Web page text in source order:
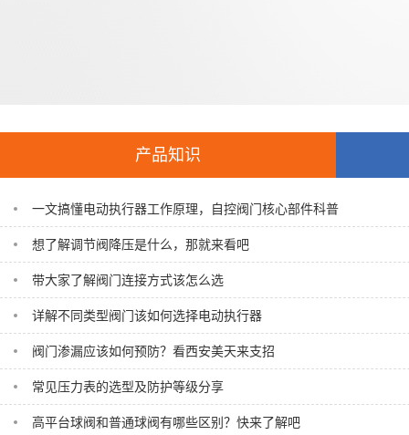
产品知识
一文搞懂电动执行器工作原理，自控阀门核心部件科普
想了解调节阀降压是什么，那就来看吧
带大家了解阀门连接方式该怎么选
详解不同类型阀门该如何选择电动执行器
阀门渗漏应该如何预防？看西安美天来支招
常见压力表的选型及防护等级分享
高平台球阀和普通球阀有哪些区别？快来了解吧